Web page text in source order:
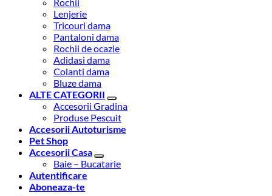
Lenjerie
Tricouri dama
Pantaloni dama
Rochii de ocazie
Adidasi dama
Colanti dama
Bluze dama
ALTE CATEGORII
Accesorii Gradina
Produse Pescuit
Accesorii Autoturisme
Pet Shop
Accesorii Casa
Baie – Bucatarie
Autentificare
Aboneaza-te